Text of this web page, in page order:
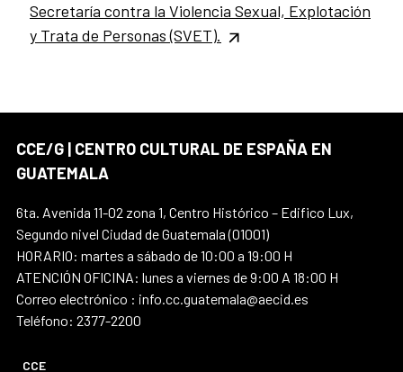
Secretaría contra la Violencia Sexual, Explotación
y Trata de Personas (SVET).
CCE/G | CENTRO CULTURAL DE ESPAÑA EN
GUATEMALA
6ta. Avenida 11-02 zona 1, Centro Histórico – Edifico Lux,
Segundo nivel Ciudad de Guatemala (01001)
HORARIO: martes a sábado de 10:00 a 19:00 H
ATENCIÓN OFICINA: lunes a viernes de 9:00 A 18:00 H
Correo electrónico : info.cc.guatemala@aecid.es
Teléfono: 2377-2200
CCE